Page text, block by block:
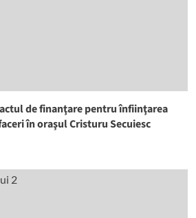
de finanţare pentru înfiinţarea
în oraşul Cristuru Secuiesc